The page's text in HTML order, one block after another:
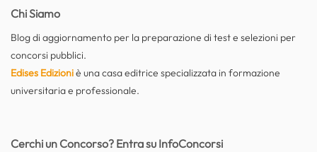
Chi Siamo
Blog di aggiornamento per la preparazione di test e selezioni per
concorsi pubblici.
Edises Edizioniè una casa editrice specializzata in formazione
universitaria e professionale.
Cerchi un Concorso? Entra su InfoConcorsi